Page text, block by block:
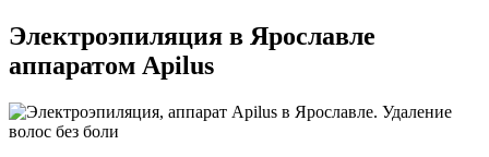
Электроэпиляция в Ярославле
аппаратом Аpilus